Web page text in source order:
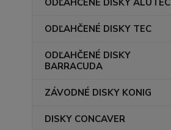
ODĽAHČENÉ DISKY ALUTEC
ODĽAHČENÉ DISKY TEC
ODĽAHČENÉ DISKY
BARRACUDA
ZÁVODNÉ DISKY KONIG
DISKY CONCAVER